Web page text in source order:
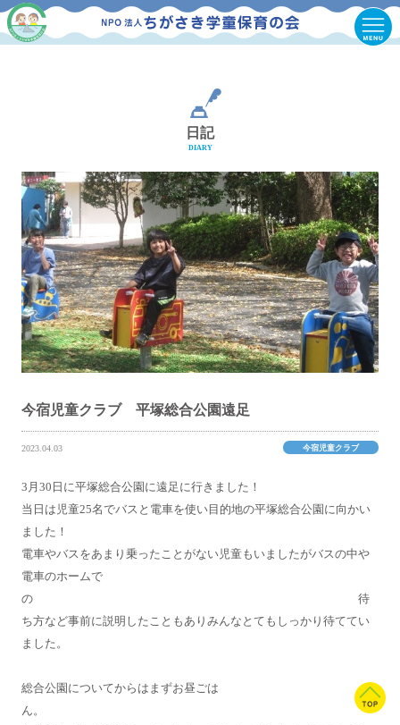
日記
DIARY
今宿児童クラブ 平塚総合公園遠足
2023.04.03 今宿児童クラブ
3月30日に平塚総合公園に遠足に行きました！
当日は児童25名でバスと電車を使い目的地の平塚総合公園に向かい
ました！
電車やバスをあまり乗ったことがない児童もいましたがバスの中や
電車のホームで
の 待
ち方など事前に説明したこともありみんなとてもしっかり待ててい
ました。
総合公園についてからはまずお昼ごは
ん